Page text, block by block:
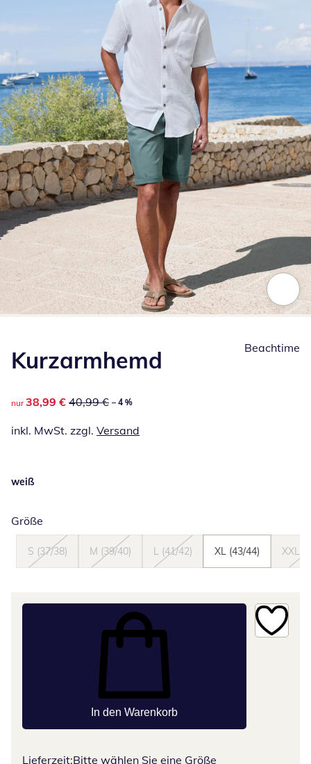
Kurzarmhemd
reduzierter Preis 38,99 €, vorheriger Preis: 40,99 €
nur 38,99 € 40,99 € – 4 %
inkl. MwSt. zzgl. Versand
Beachtime
weiß
Größe
S (37/38) M (39/40) L (41/42) XL (43/44) XXL
In den Warenkorb
Lieferzeit:Bitte wählen Sie eine Größe